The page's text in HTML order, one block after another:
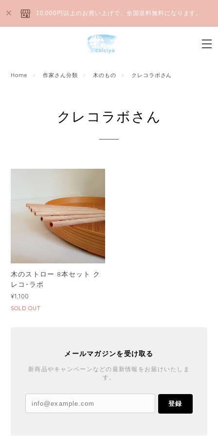
10,000円以上のお買い上げで、全国送料無料になります。
Home 作家さん分類 木のもの クレコラボさん
クレコラボさん
木のストロー 8本セット ク
レコ･ラボ
¥1,100
SOLD OUT
メールマガジンを受け取る
新商品やキャンペーンなどの最新情報をお届けいたしま
す。
登録